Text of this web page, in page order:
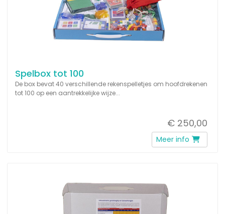
Spelbox tot 100
De box bevat 40 verschillende rekenspelletjes om hoofdrekenen
tot 100 op een aantrekkelijke wijze...
€ 250,00
Meer info